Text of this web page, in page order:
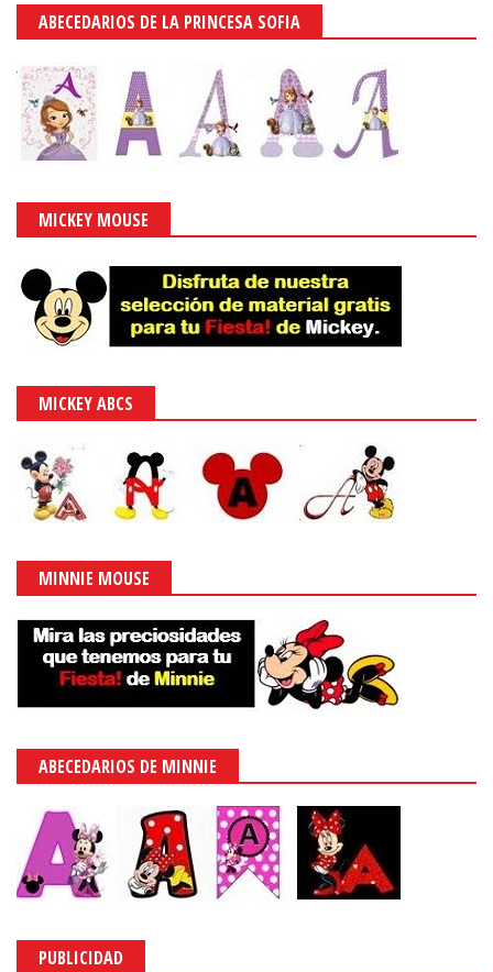
ABECEDARIOS DE LA PRINCESA SOFIA
MICKEY MOUSE
MICKEY ABCS
MINNIE MOUSE
ABECEDARIOS DE MINNIE
PUBLICIDAD